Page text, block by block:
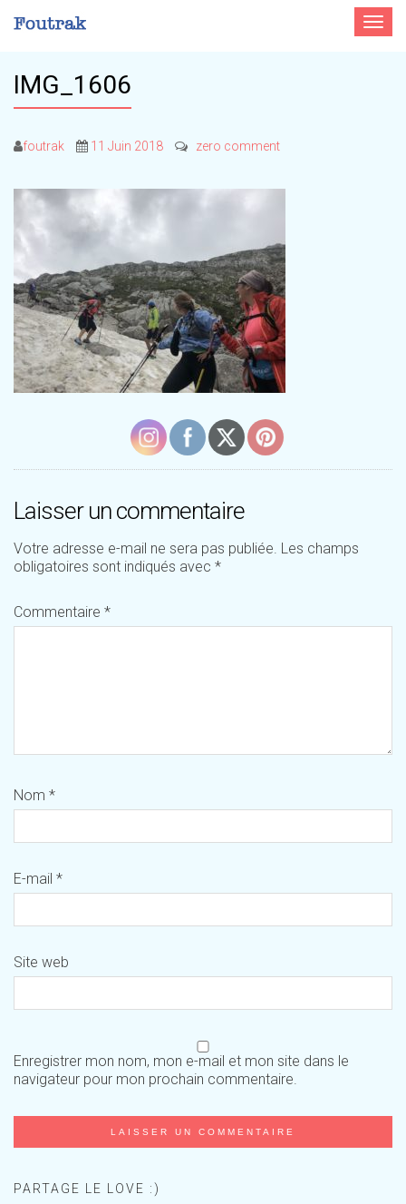
Toggle
IMG_1606
foutrak 11 Juin 2018 zero comment
Laisser un commentaire
Votre adresse e-mail ne sera pas publiée. Les champs
obligatoires sont indiqués avec *
Commentaire *
Nom *
E-mail *
Site web
Enregistrer mon nom, mon e-mail et mon site dans le
navigateur pour mon prochain commentaire.
PARTAGE LE LOVE :)